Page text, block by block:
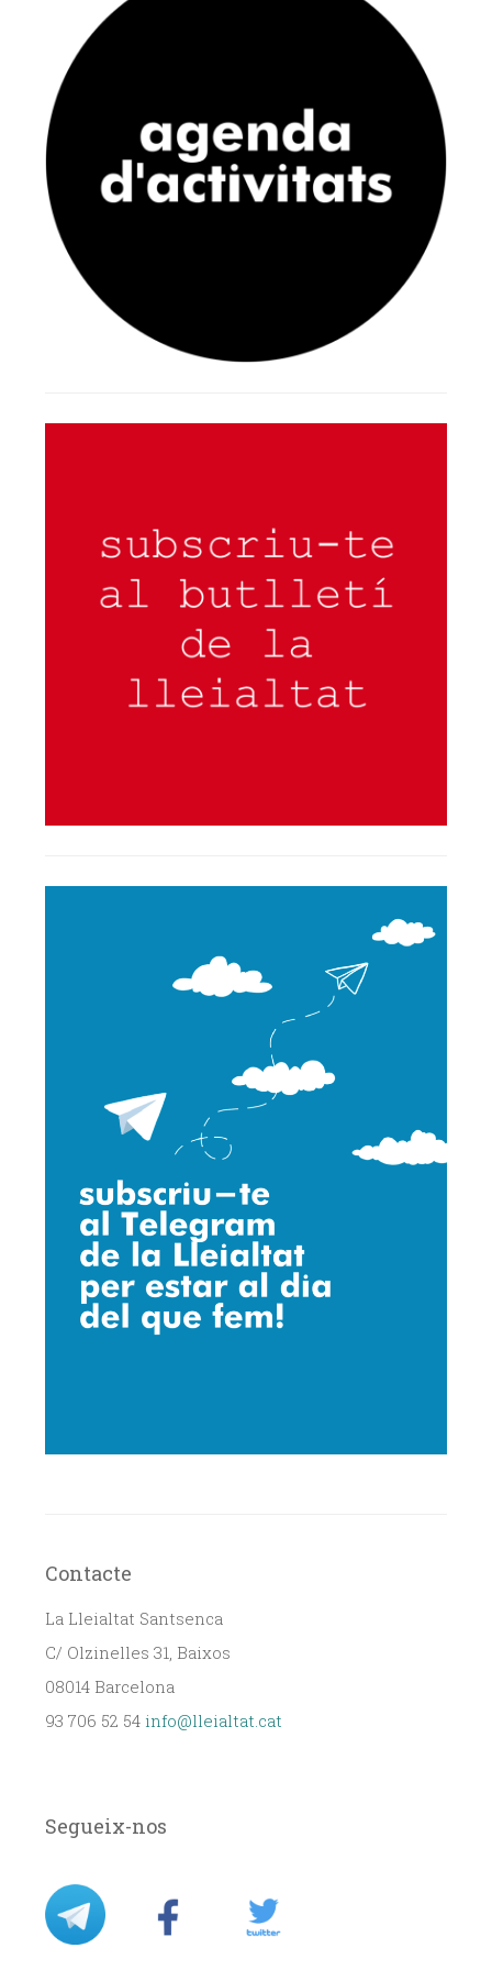
Contacte
La Lleialtat Santsenca
C/ Olzinelles 31, Baixos
08014 Barcelona
93 706 52 54 info@lleialtat.cat
Segueix-nos